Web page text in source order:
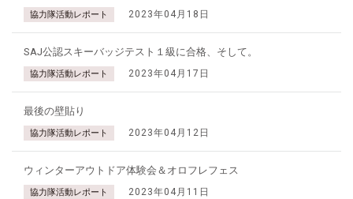
協力隊活動レポート 2023年04月18日
SAJ公認スキーバッジテスト１級に合格、そして。
協力隊活動レポート 2023年04月17日
最後の壁貼り
協力隊活動レポート 2023年04月12日
ウィンターアウトドア体験会＆オロフレフェス
協力隊活動レポート 2023年04月11日